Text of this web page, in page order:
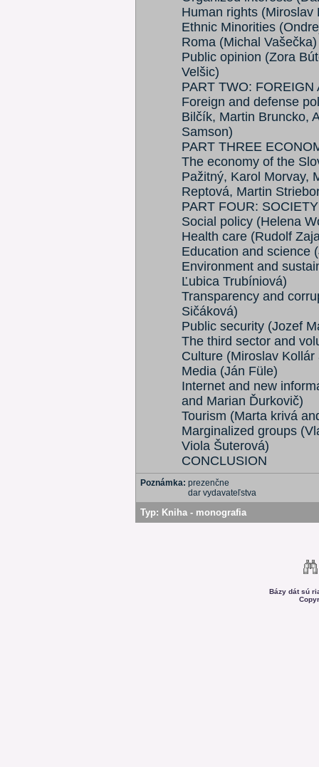
Human rights (Miroslav
Ethnic Minorities
Roma (Michal Vašečka)
Public opinion (Zora
Velšic)
PART TWO:
Foreign and defense
Bilčík, Martin Bruncko,
Samson)
PART THREE
The economy of the
Pažitný, Karol Morvay,
Reptová, Martin
PART FOUR: SOCIETY
Social policy (Helena
Health care (Rudolf
Education and science
Environment and
Ľubica Trubíniová)
Transparency and
Sičáková)
Public security (Jozef
The third sector and
Culture (Miroslav
Media (Ján Füle)
Internet and new
and Marian Ďurkovič)
Tourism (Marta krivá
Marginalized groups
Viola Šuterová)
CONCLUSION
Poznámka: prezenčne
dar vydavateľstva
Typ: Kniha - monografia
Bázy dát sú